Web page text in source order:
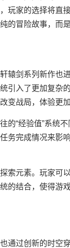
玩家的选择将直
的冒险故事，而
辕剑系列新作也
引入了更加复杂
变战局，体验更
的“经验值”系统
务完成情况来影
索元素。玩家可
的结合，使得游
通过创新的时空